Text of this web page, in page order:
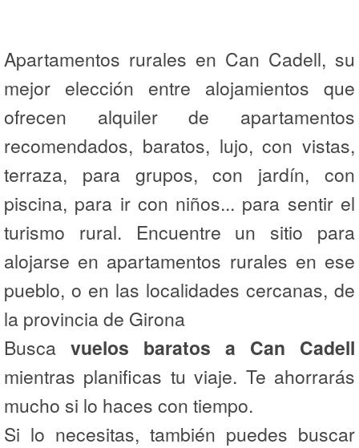
Apartamentos rurales en Can Cadell, su
mejor elección entre alojamientos que
ofrecen alquiler de apartamentos
recomendados, baratos, lujo, con vistas,
terraza, para grupos, con jardín, con
piscina, para ir con niños... para sentir el
turismo rural. Encuentre un sitio para
alojarse en apartamentos rurales en ese
pueblo, o en las localidades cercanas, de
la provincia de Girona
Busca vuelos baratos a Can Cadell
mientras planificas tu viaje. Te ahorrarás
mucho si lo haces con tiempo.
Si lo necesitas, también puedes buscar